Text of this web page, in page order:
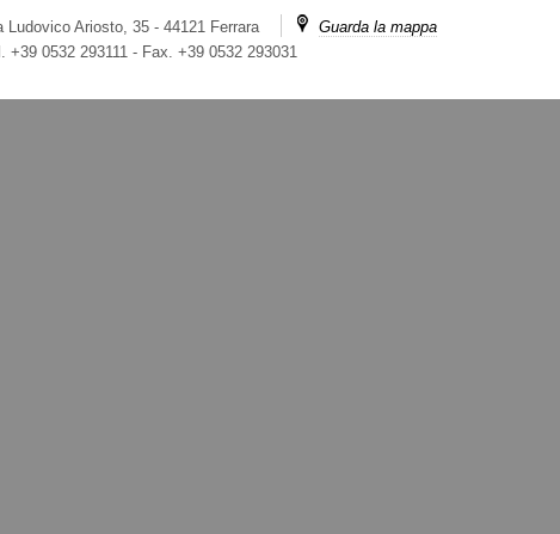
Ludovico Ariosto, 35 - 44121 Ferrara
Guarda la mappa
+39 0532 293111- Fax. +39 0532 293031